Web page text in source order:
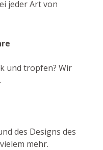
jeder Art von
und tropfen? Wir
des Designs des
mehr.